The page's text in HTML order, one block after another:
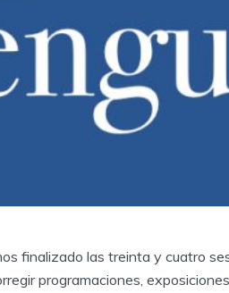
finalizado las treinta y cuatro
programaciones,